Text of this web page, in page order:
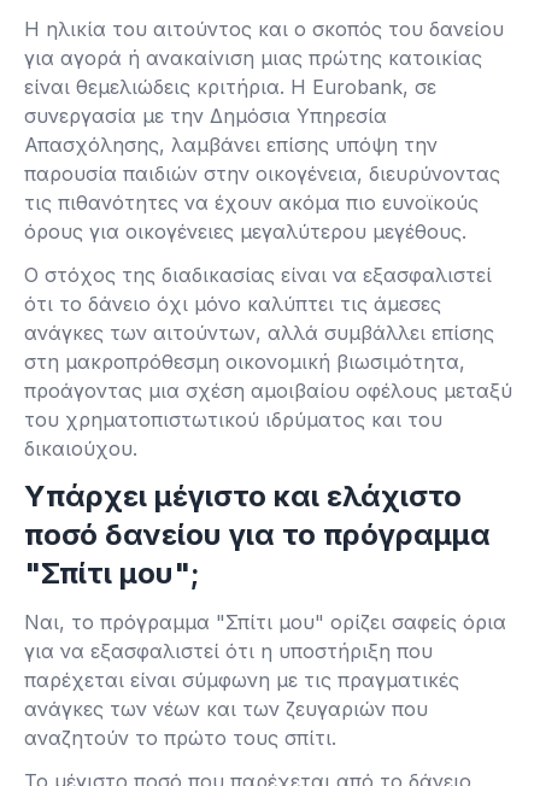
Η ηλικία του αιτούντος και ο σκοπός του δανείου
για αγορά ή ανακαίνιση μιας πρώτης κατοικίας
είναι θεμελιώδεις κριτήρια. Η Eurobank, σε
συνεργασία με την Δημόσια Υπηρεσία
Απασχόλησης, λαμβάνει επίσης υπόψη την
παρουσία παιδιών στην οικογένεια, διευρύνοντας
τις πιθανότητες να έχουν ακόμα πιο ευνοϊκούς
όρους για οικογένειες μεγαλύτερου μεγέθους.
Ο στόχος της διαδικασίας είναι να εξασφαλιστεί
ότι το δάνειο όχι μόνο καλύπτει τις άμεσες
ανάγκες των αιτούντων, αλλά συμβάλλει επίσης
στη μακροπρόθεσμη οικονομική βιωσιμότητα,
προάγοντας μια σχέση αμοιβαίου οφέλους μεταξύ
του χρηματοπιστωτικού ιδρύματος και του
δικαιούχου.
Υπάρχει μέγιστο και ελάχιστο
ποσό δανείου για το πρόγραμμα
"Σπίτι μου";
Ναι, το πρόγραμμα "Σπίτι μου" ορίζει σαφείς όρια
για να εξασφαλιστεί ότι η υποστήριξη που
παρέχεται είναι σύμφωνη με τις πραγματικές
ανάγκες των νέων και των ζευγαριών που
αναζητούν το πρώτο τους σπίτι.